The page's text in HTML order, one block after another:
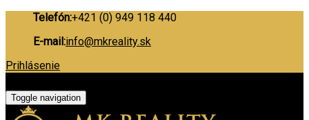
Telefón:+421 (0) 949 118 440
E-mail:info@mkreality.sk
Prihlásenie
Toggle navigation